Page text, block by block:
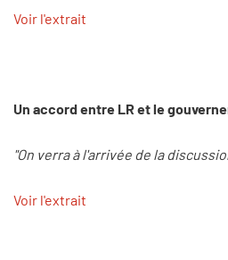
Voir l'extrait
Un accord entre LR et le
"On verra à l'arrivée de la
Voir l'extrait